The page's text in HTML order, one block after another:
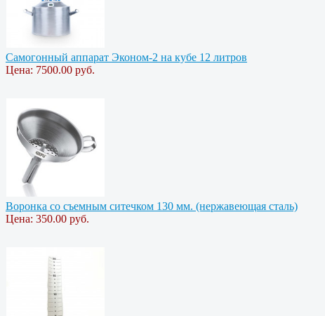
Самогонный аппарат Эконом-2 на кубе 12 литров
Цена: 7500.00 руб.
Воронка со съемным ситечком 130 мм. (нержавеющая сталь)
Цена: 350.00 руб.